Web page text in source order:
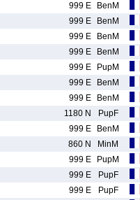
999 E BenM
999 E BenM
999 E BenM
999 E BenM
999 E PupM
999 E BenM
999 E BenM
1180 N PupF
999 E BenM
860 N MinM
999 E PupM
999 E PupF
999 E PupF